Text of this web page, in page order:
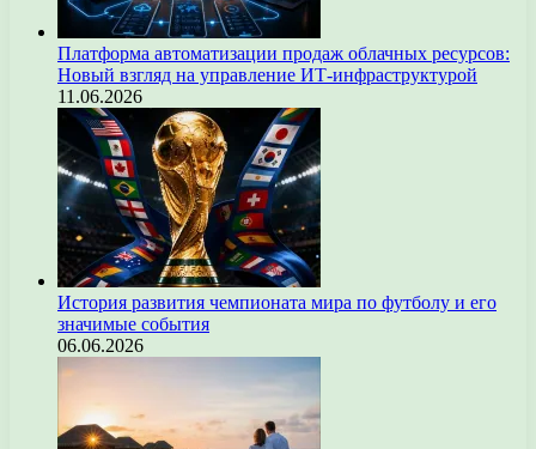
Платформа автоматизации продаж облачных ресурсов:
Новый взгляд на управление ИТ-инфраструктурой
11.06.2026
История развития чемпионата мира по футболу и его
значимые события
06.06.2026